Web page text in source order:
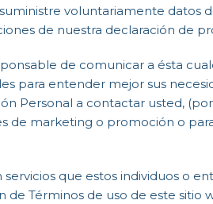
voluntariamente datos
de nuestra declaración de
de comunicar a ésta
para entender mejor sus
Personal a contactar usted,
de marketing o promoción o
que estos individuos o
Términos de uso de este sitio